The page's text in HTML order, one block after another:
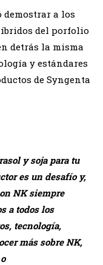
demostrar a los
del porfolio
detrás la misma
y estándares
de Syngenta
y soja para tu
es un desafío y,
NK siempre
a todos los
tecnología,
más sobre NK,